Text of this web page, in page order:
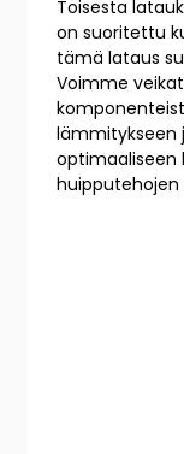
Toisesta
on suoritettu
tämä lataus
Voimme
lämmitykseen
huipputehojen